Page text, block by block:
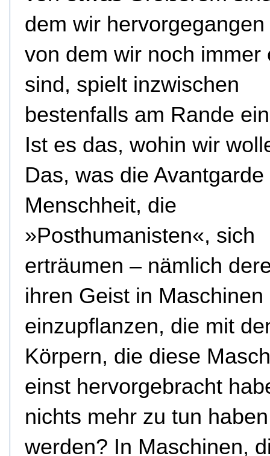
dem wir
von dem wir noch immer
sind, spielt inzwischen
bestenfalls am Rande
Ist es das, wohin wir
Das, was die Avantgarde
Menschheit, die
»Posthumanisten«, sich
erträumen – nämlich
ihren Geist in Maschinen
einzupflanzen, die mit
Körpern, die diese
einst hervorgebracht
nichts mehr zu tun haben
werden? In Maschinen,